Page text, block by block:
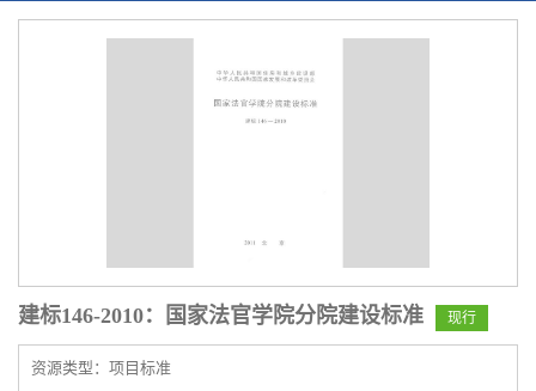
建标146-2010：国家法官学院分院建设标准 现行
资源类型：项目标准